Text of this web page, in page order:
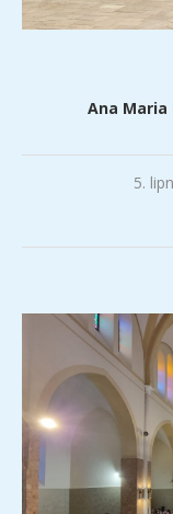
Ana Maria
5.